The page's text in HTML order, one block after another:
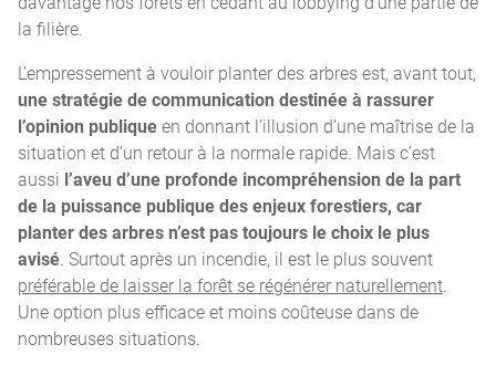
la filière.
L’empressement à vouloir planter des arbres est, avant tout,
une stratégie de communication destinée à rassurer
l’opinion publiqueen donnant l’illusion d’une maîtrise de la
situation et d’un retour à la normale rapide. Mais c’est
aussi l’aveu d’une profonde incompréhension de la part
de la puissance publique des enjeux forestiers, car
planter des arbres n’est pas toujours le choix le plus
avisé . Surtout après un incendie, il est le plus souvent
préférable de laisser la forêt se régénérer naturellement
Une option plus efficace et moins coûteuse dans de
nombreuses situations.